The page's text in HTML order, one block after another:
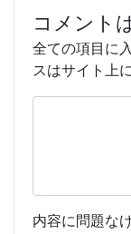
コメント
全ての項目に
スはサイト上
内容に問題な